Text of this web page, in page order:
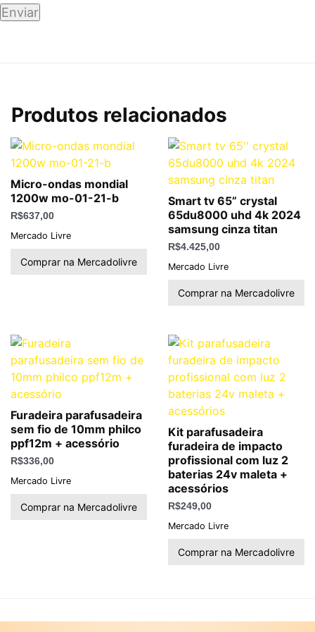
Produtos relacionados
Micro-ondas mondial
1200w mo-01-21-b
R$637,00
Mercado Livre
Comprar na Mercadolivre
Smart tv 65” crystal
65du8000 uhd 4k 2024
samsung cinza titan
R$4.425,00
Mercado Livre
Comprar na Mercadolivre
Furadeira parafusadeira
sem fio de 10mm philco
ppf12m + acessório
R$336,00
Mercado Livre
Comprar na Mercadolivre
Kit parafusadeira
furadeira de impacto
profissional com luz 2
baterias 24v maleta +
acessórios
R$249,00
Mercado Livre
Comprar na Mercadolivre